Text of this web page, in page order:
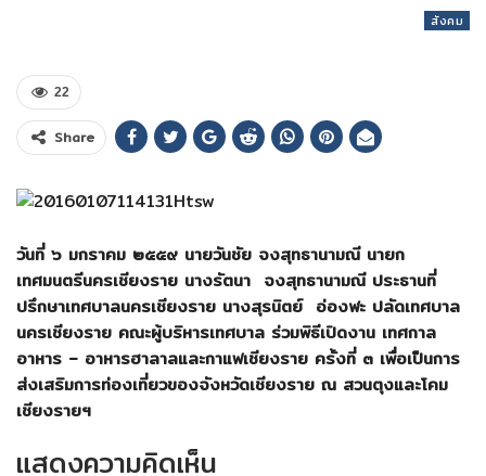
สังคม
22
Share
วันที่ ๖ มกราคม ๒๕๕๙ นายวันชัย จงสุทธานามณี นายก
เทศมนตรีนครเชียงราย นางรัตนา จงสุทธานามณี ประธานที่
ปรึกษาเทศบาลนครเชียงราย นางสุรนิตย์ อ่องฬะ ปลัดเทศบาล
นครเชียงราย คณะผู้บริหารเทศบาล ร่วมพิธีเปิดงาน เทศกาล
อาหาร – อาหารฮาลาลและกาแฟเชียงราย ครั้งที่ ๓ เพื่อเป็นการ
ส่งเสริมการท่องเที่ยวของจังหวัดเชียงราย ณ สวนตุงและโคม
เชียงรายฯ
แสดงความคิดเห็น